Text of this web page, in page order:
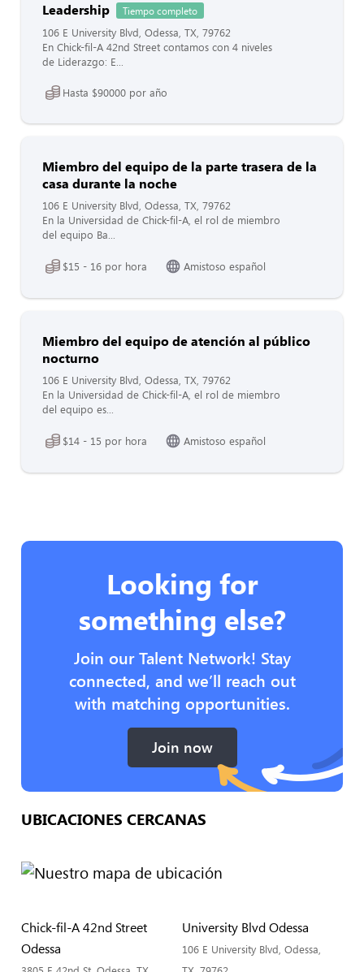
Leadership Tiempo completo
106 E University Blvd, Odessa, TX, 79762
En Chick-fil-A 42nd Street contamos con 4 niveles
de Liderazgo: E...
Hasta $90000 por año
Miembro del equipo de la parte trasera de la
casa durante la noche
106 E University Blvd, Odessa, TX, 79762
En la Universidad de Chick-fil-A, el rol de miembro
del equipo Ba...
$15 - 16 por hora Amistoso español
Miembro del equipo de atención al público
nocturno
106 E University Blvd, Odessa, TX, 79762
En la Universidad de Chick-fil-A, el rol de miembro
del equipo es...
$14 - 15 por hora Amistoso español
Looking for
something else?
Join our Talent Network! Stay
connected, and we’ll reach out
with matching opportunities.
Join now
UBICACIONES CERCANAS
Chick-fil-A 42nd Street
Odessa
University Blvd Odessa
106 E University Blvd, Odessa,